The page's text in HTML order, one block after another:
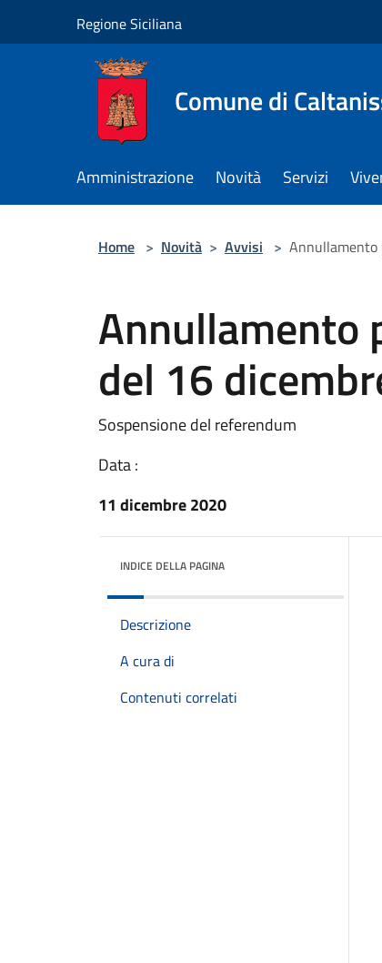
Regione Siciliana
Comune di
Amministrazione Novità Servizi
Home > Novità > Avvisi > Annullamento
Annullamento
del 16
Sospensione del referendum
Data :
11 dicembre 2020
INDICE DELLA PAGINA
Descrizione
A cura di
Contenuti correlati